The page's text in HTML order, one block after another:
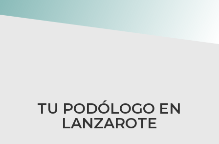
TU PODÓLOGO EN
LANZAROTE